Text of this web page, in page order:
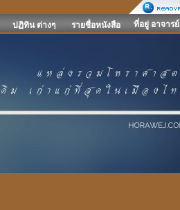
ปฏิทิน ต่างๆ รายชื่อหนังสือ ที่อยู่ อาจารย์